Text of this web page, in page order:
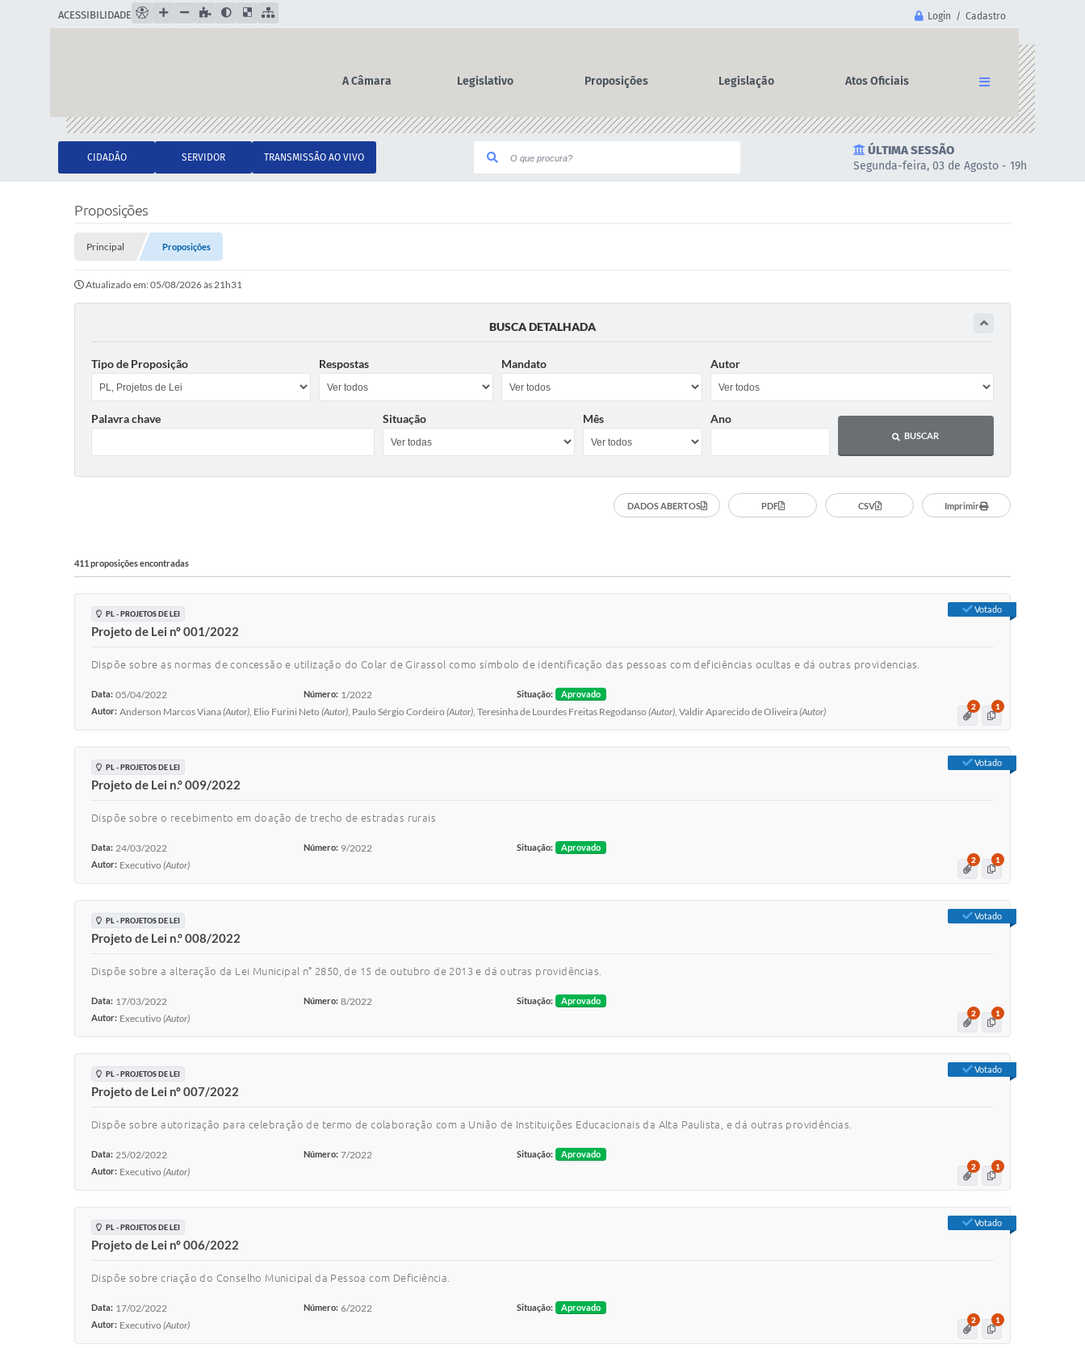
Login / Cadastro
ACESSIBILIDADE
A Câmara Legislativo Proposições Legislação Atos Oficiais
CIDADÃO SERVIDOR TRANSMISSÃO AO VIVO
ÚLTIMA SESSÃO
Segunda-feira, 03 de Agosto - 19h
Proposições
Principal Proposições
Atualizado em: 05/08/2026 às 21h31
BUSCA DETALHADA
Tipo de Proposição Respostas Mandato Autor
Palavra chave Situação Mês Ano
BUSCAR
DADOS ABERTOS PDF CSV Imprimir
411 proposições encontradas
PL - PROJETOS DE LEI
Projeto de Lei nº 001/2022
Dispõe sobre as normas de concessão e utilização do Colar de Girassol como símbolo de identificação das pessoas com deficiências ocultas e dá outras providencias.
Data: 05/04/2022 Número: 1/2022 Situação:
Aprovado
Autor: Anderson Marcos Viana(Autor), Elio Furini Neto (Autor), Paulo Sérgio Cordeiro (Autor), Teresinha de Lourdes Freitas Regodanso (Autor), Valdir Aparecido de Oliveira(Autor) 2 1
Votado
PL - PROJETOS DE LEI
Projeto de Lei n.° 009/2022
Dispõe sobre o recebimento em doação de trecho de estradas rurais
Data: 24/03/2022 Número: 9/2022 Situação:
Aprovado
Autor: Executivo (Autor) 2 1
Votado
PL - PROJETOS DE LEI
Projeto de Lei n.° 008/2022
Dispõe sobre a alteração da Lei Municipal n° 2850, de 15 de outubro de 2013 e dá outras providências.
Data: 17/03/2022 Número: 8/2022 Situação:
Aprovado
Autor: Executivo (Autor) 2 1
Votado
PL - PROJETOS DE LEI
Projeto de Lei nº 007/2022
Dispõe sobre autorização para celebração de termo de colaboração com a União de Instituições Educacionais da Alta Paulista, e dá outras providências.
Data: 25/02/2022 Número: 7/2022 Situação:
Aprovado
Autor: Executivo (Autor) 2 1
Votado
PL - PROJETOS DE LEI
Projeto de Lei nº 006/2022
Dispõe sobre criação do Conselho Municipal da Pessoa com Deficiência.
Data: 17/02/2022 Número: 6/2022 Situação:
Aprovado
Autor: Executivo (Autor) 2 1
Votado